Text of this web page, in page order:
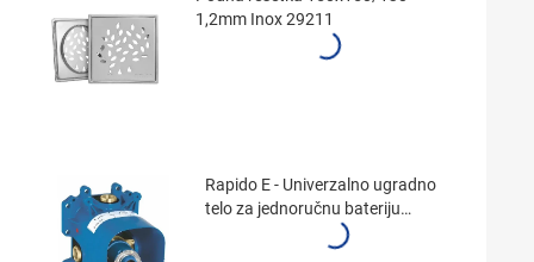
1,2mm Inox 29211
Rapido E - Univerzalno ugradno
telo za jednoručnu bateriju